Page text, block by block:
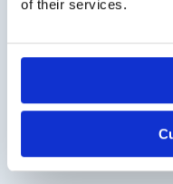
of their services.
Levering op rekening
voor een offerte of
Contact via